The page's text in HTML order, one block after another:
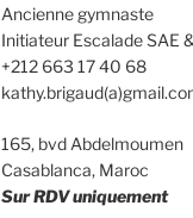
Ancienne gymnaste
Initiateur Escalade SAE
+212 663 17 40 68
165, bvd Abdelmoumen
Casablanca, Maroc
Sur RDV uniquement